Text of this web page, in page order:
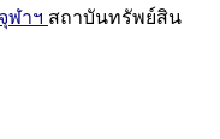
ฬาฯ สถาบันทรัพย์สิน